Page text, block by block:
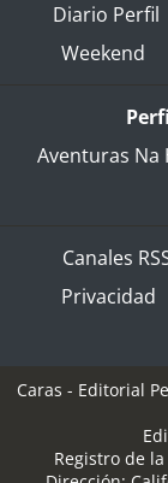
Diario Perfil
Weekend
Aventuras Na
Canales
Privacidad
Caras - Editorial
Registro de